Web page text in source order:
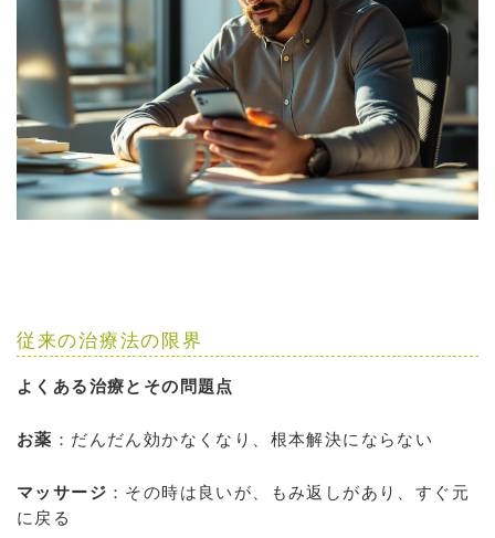
従来の治療法の限界
よくある治療とその問題点
お薬 ：だんだん効かなくなり、根本解決にならない
マッサージ ：その時は良いが、もみ返しがあり、すぐ元
に戻る